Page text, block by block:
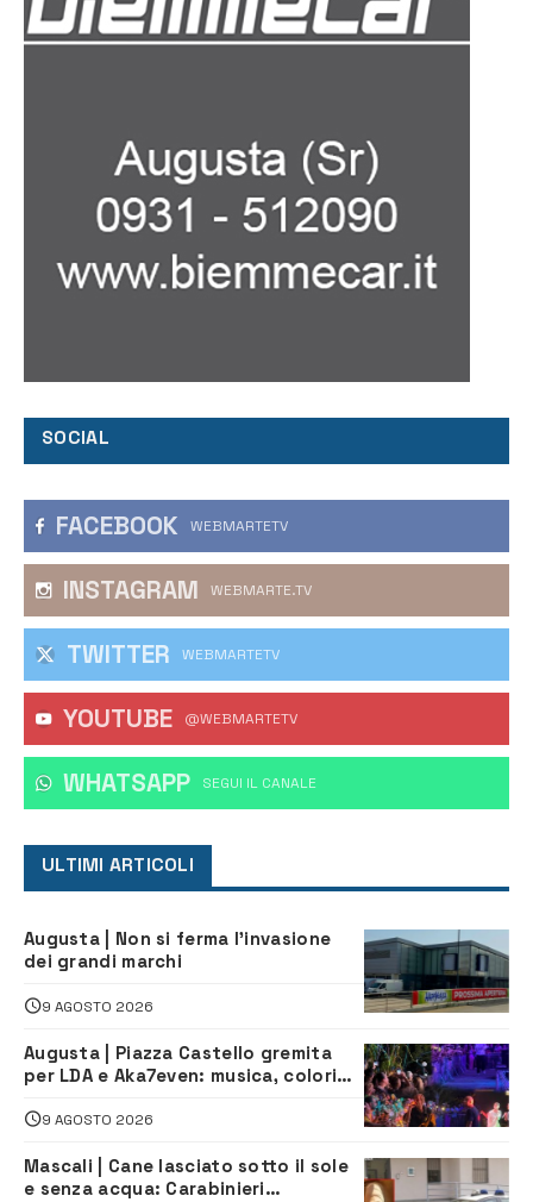
SOCIAL
FACEBOOK WEBMARTETV
INSTAGRAM WEBMARTE.TV
TWITTER WEBMARTETV
YOUTUBE @WEBMARTETV
WHATSAPP ‎SEGUI IL CANALE
ULTIMI ARTICOLI
Augusta | Non si ferma l’invasione
dei grandi marchi
9 AGOSTO 2026
Augusta | Piazza Castello gremita
per LDA e Aka7even: musica, colori
9 AGOSTO 2026
Mascali | Cane lasciato sotto il sole
e senza acqua: Carabinieri